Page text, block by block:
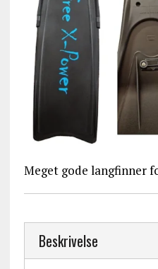
Meget gode langfinner
Beskrivelse